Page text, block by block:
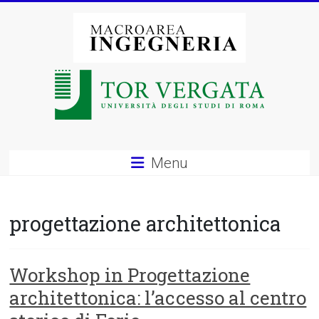
Macroarea
degli
di
Roma
Menu
progettazione architettonica
Workshop in Progettazione
architettonica: l’accesso al centro